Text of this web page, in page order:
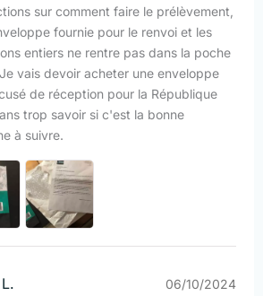
sur comment faire le prélèvement,
fournie pour le renvoi et les
entiers ne rentre pas dans la poche
vais devoir acheter une enveloppe
de réception pour la République
trop savoir si c'est la bonne
à suivre.
06/10/2024